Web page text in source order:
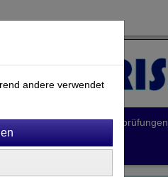
Inklusion Spielplatzprüfungen
andere verwendet